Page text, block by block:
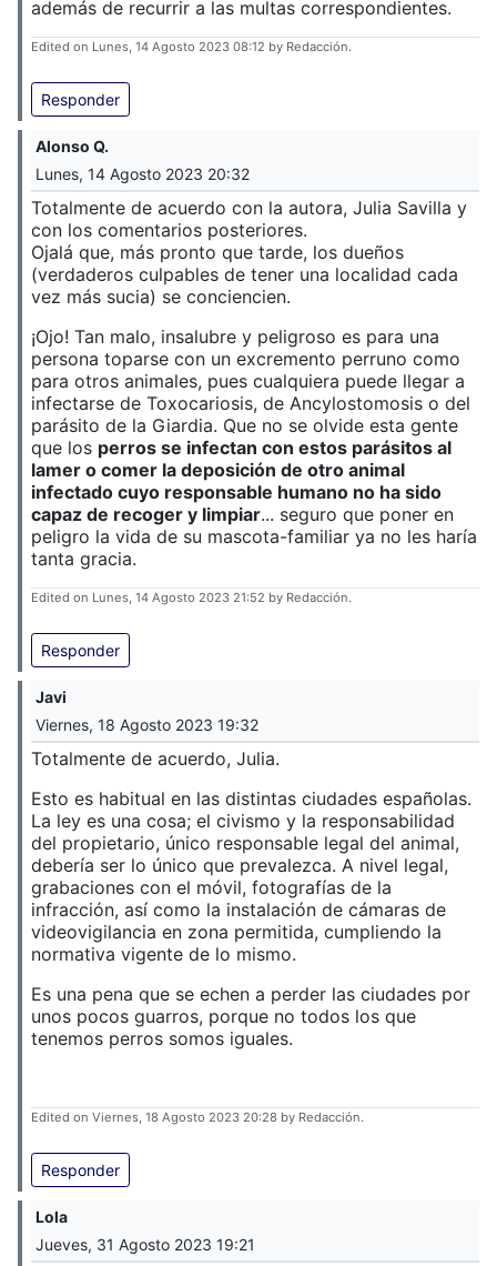
además de recurrir a las multas correspondientes.
Edited on Lunes, 14 Agosto 2023 08:12 by Redacción.
Responder
Alonso Q.
Lunes, 14 Agosto 2023 20:32
Totalmente de acuerdo con la autora, Julia Savilla y
con los comentarios posteriores.
Ojalá que, más pronto que tarde, los dueños
(verdaderos culpables de tener una localidad cada
vez más sucia) se conciencien.
¡Ojo! Tan malo, insalubre y peligroso es para una
persona toparse con un excremento perruno como
para otros animales, pues cualquiera puede llegar a
infectarse de Toxocariosis, de Ancylostomosis o del
parásito de la Giardia. Que no se olvide esta gente
que los perros se infectan con estos parásitos al
lamer o comer la deposición de otro animal
infectado cuyo responsable humano no ha sido
capaz de recoger y limpiar... seguro que poner en
peligro la vida de su mascota-familiar ya no les haría
tanta gracia.
Edited on Lunes, 14 Agosto 2023 21:52 by Redacción.
Responder
Javi
Viernes, 18 Agosto 2023 19:32
Totalmente de acuerdo, Julia.
Esto es habitual en las distintas ciudades españolas.
La ley es una cosa; el civismo y la responsabilidad
del propietario, único responsable legal del animal,
debería ser lo único que prevalezca. A nivel legal,
grabaciones con el móvil, fotografías de la
infracción, así como la instalación de cámaras de
videovigilancia en zona permitida, cumpliendo la
normativa vigente de lo mismo.
Es una pena que se echen a perder las ciudades por
unos pocos guarros, porque no todos los que
tenemos perros somos iguales.
Edited on Viernes, 18 Agosto 2023 20:28 by Redacción.
Responder
Lola
Jueves, 31 Agosto 2023 19:21